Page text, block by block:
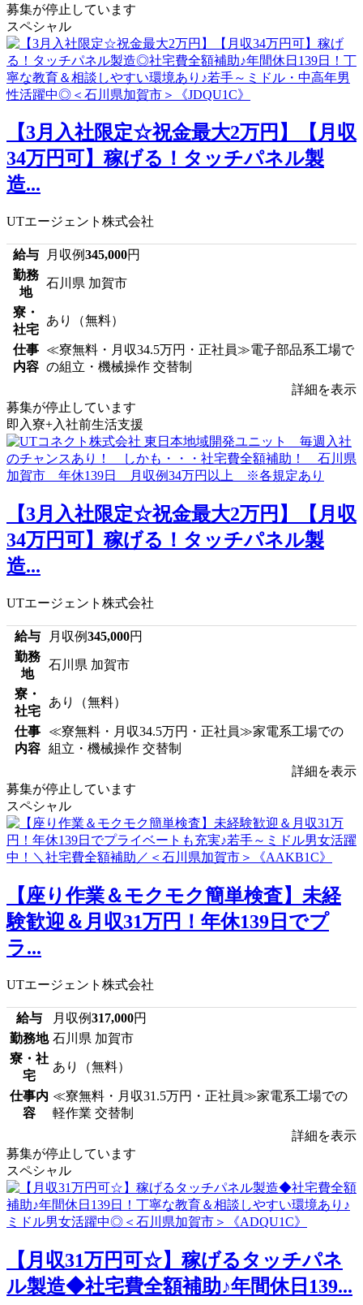
募集が停止しています
スペシャル
【3月入社限定☆祝金最大2万円】【月収
34万円可】稼げる！タッチパネル製
造...
UTエージェント株式会社
給与 月収例345,000円
勤務
地
石川県 加賀市
寮・
社宅
あり（無料）
仕事
内容
≪寮無料・月収34.5万円・正社員≫電子部品系工場で
の組立・機械操作 交替制
詳細を表示
募集が停止しています
即入寮+入社前生活支援
【3月入社限定☆祝金最大2万円】【月収
34万円可】稼げる！タッチパネル製
造...
UTエージェント株式会社
給与 月収例345,000円
勤務
地
石川県 加賀市
寮・
社宅
あり（無料）
仕事
内容
≪寮無料・月収34.5万円・正社員≫家電系工場での
組立・機械操作 交替制
詳細を表示
募集が停止しています
スペシャル
【座り作業＆モクモク簡単検査】未経
験歓迎＆月収31万円！年休139日でプ
ラ...
UTエージェント株式会社
給与 月収例317,000円
勤務地 石川県 加賀市
寮・社
宅
あり（無料）
仕事内
容
≪寮無料・月収31.5万円・正社員≫家電系工場での
軽作業 交替制
詳細を表示
募集が停止しています
スペシャル
【月収31万円可☆】稼げるタッチパネ
ル製造◆社宅費全額補助♪年間休日139...